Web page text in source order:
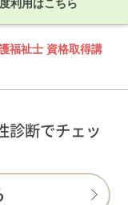
利用はこちら
福祉士 資格取得講
診断でチェッ